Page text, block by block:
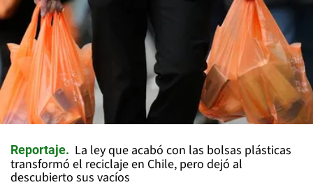
Reportaje
La ley que acabó con las bolsas plásticas
transformó el reciclaje en Chile, pero dejó al
descubierto sus vacíos